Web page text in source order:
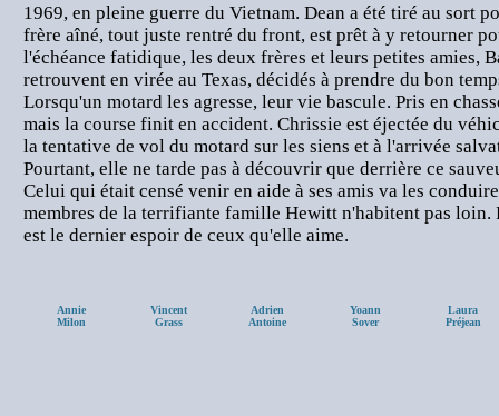
1969, en pleine guerre du Vietnam. Dean a été tiré au sort
frère aîné, tout juste rentré du front, est prêt à y retourner
l'échéance fatidique, les deux frères et leurs petites amies,
retrouvent en virée au Texas, décidés à prendre du bon
Lorsqu'un motard les agresse, leur vie bascule. Pris en
mais la course finit en accident. Chrissie est éjectée du
la tentative de vol du motard sur les siens et à l'arrivée
Pourtant, elle ne tarde pas à découvrir que derrière ce
Celui qui était censé venir en aide à ses amis va les
membres de la terrifiante famille Hewitt n'habitent pas loin.
est le dernier espoir de ceux qu'elle aime.
Annie
Milon
Vincent
Grass
Adrien
Antoine
Yoann
Sover
Laura
Préjean